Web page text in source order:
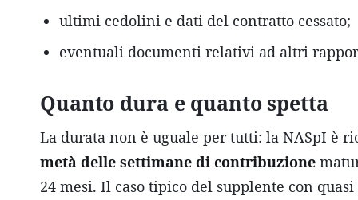
ultimi cedolini e dati del contratto cessato;
eventuali documenti relativi ad altri
Quanto dura e quanto spetta
La durata non è uguale per tutti: la NASpI è
metà delle settimane di contribuzione
24 mesi. Il caso tipico del supplente con